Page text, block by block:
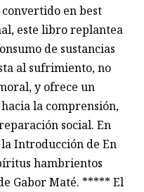
en best
este libro replantea
de sustancias
al sufrimiento, no
y ofrece un
la comprensión,
social. En
Introducción de En
hambrientos
Gabor Maté. ***** El